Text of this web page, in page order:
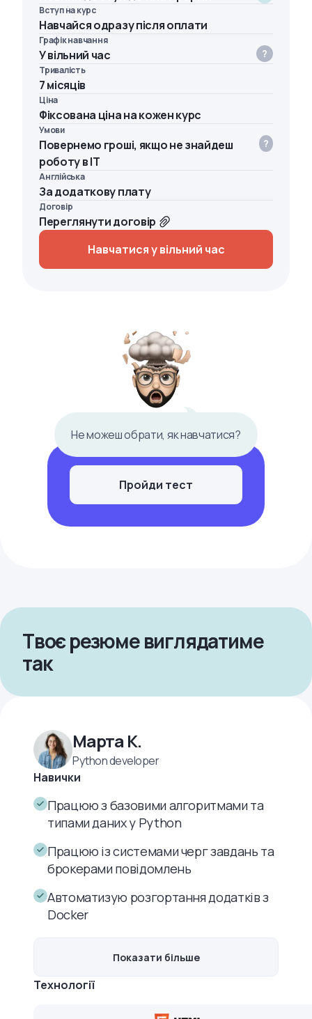
Вступ на курс
Навчайся одразу після оплати
Графік навчання
У вільний час
Тривалість
7 місяців
Ціна
Фіксована ціна на кожен курс
Умови
Повернемо гроші, якщо не знайдеш
роботу в IT
Англійська
За додаткову плату
Договір
Переглянути договір
Навчатися у вільний час
Не можеш обрати, як навчатися?
Пройди тест
Твоє резюме виглядатиме
так
Марта К.
Python developer
Навички
Працюю з базовими алгоритмами та
типами даних у Python
Працюю із системами черг завдань та
брокерами повідомлень
Автоматизую розгортання додатків з
Docker
Показати більше
Технології